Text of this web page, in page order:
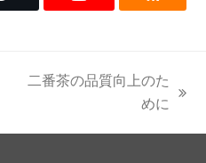
T
t
Y
u
R
S
二番茶の品質向上のた
めに